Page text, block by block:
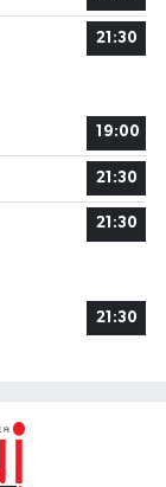
21:30
19:00
21:30
21:30
21:30